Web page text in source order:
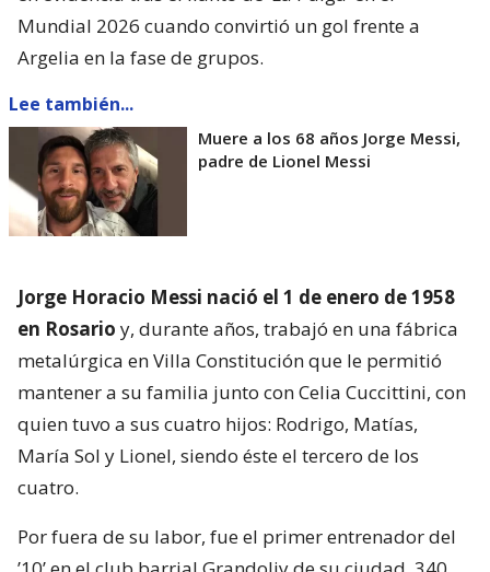
Mundial 2026 cuando convirtió un gol frente a
Argelia en la fase de grupos.
Lee también...
Muere a los 68 años Jorge Messi,
padre de Lionel Messi
Jorge Horacio Messi nació el 1 de enero de 1958
en Rosario y, durante años, trabajó en una fábrica
metalúrgica en Villa Constitución que le permitió
mantener a su familia junto con Celia Cuccittini, con
quien tuvo a sus cuatro hijos: Rodrigo, Matías,
María Sol y Lionel, siendo éste el tercero de los
cuatro.
Por fuera de su labor, fue el primer entrenador del